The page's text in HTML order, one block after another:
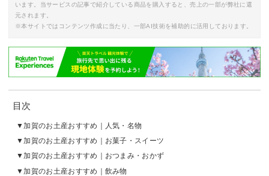
います。当サービスの記事で紹介している商品を購入すると、売上の一部が弊社に還
元されます。
※本サイトではコンテンツ作成に当たり、一部AI技術を補助的に活用しております。
目次
加賀のお土産おすすめ｜人気・名物
加賀のお土産おすすめ｜お菓子・スイーツ
加賀のお土産おすすめ｜おつまみ・おかず
加賀のお土産おすすめ｜飲み物